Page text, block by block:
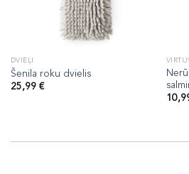
DVIEĻI
Šenila roku dvielis
25,99 €